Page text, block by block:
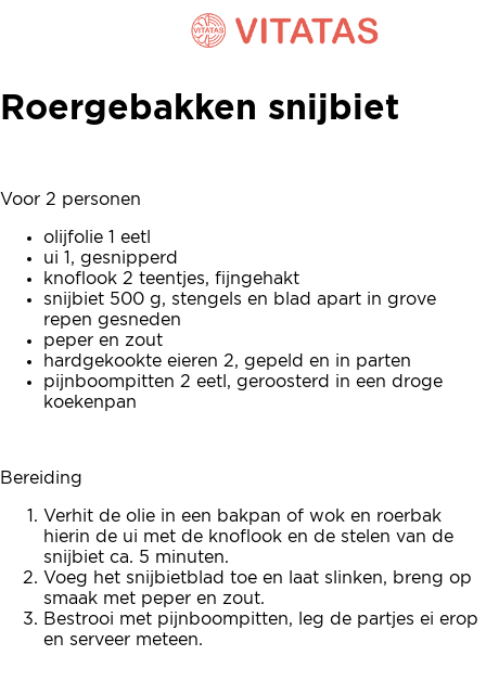
Roergebakken snijbiet
Roergebakken snijbiet
Voor 2 personen
olijfolie 1 eetl
ui 1, gesnipperd
knoflook 2 teentjes, fijngehakt
snijbiet 500 g, stengels en blad apart in grove
repen gesneden
peper en zout
hardgekookte eieren 2, gepeld en in parten
pijnboompitten 2 eetl, geroosterd in een droge
koekenpan
Bereiding
Verhit de olie in een bakpan of wok en roerbak
hierin de ui met de knoflook en de stelen van de
snijbiet ca. 5 minuten.
Voeg het snijbietblad toe en laat slinken, breng op
smaak met peper en zout.
Bestrooi met pijnboompitten, leg de partjes ei erop
en serveer meteen.